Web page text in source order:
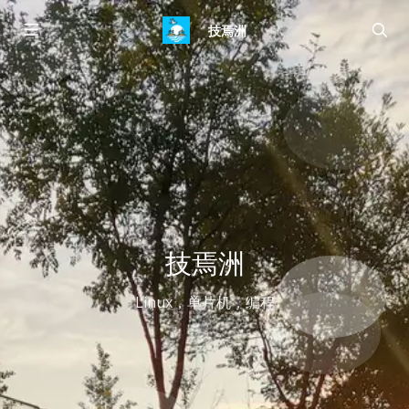
技焉洲
技焉洲
Linux，单片机，编程